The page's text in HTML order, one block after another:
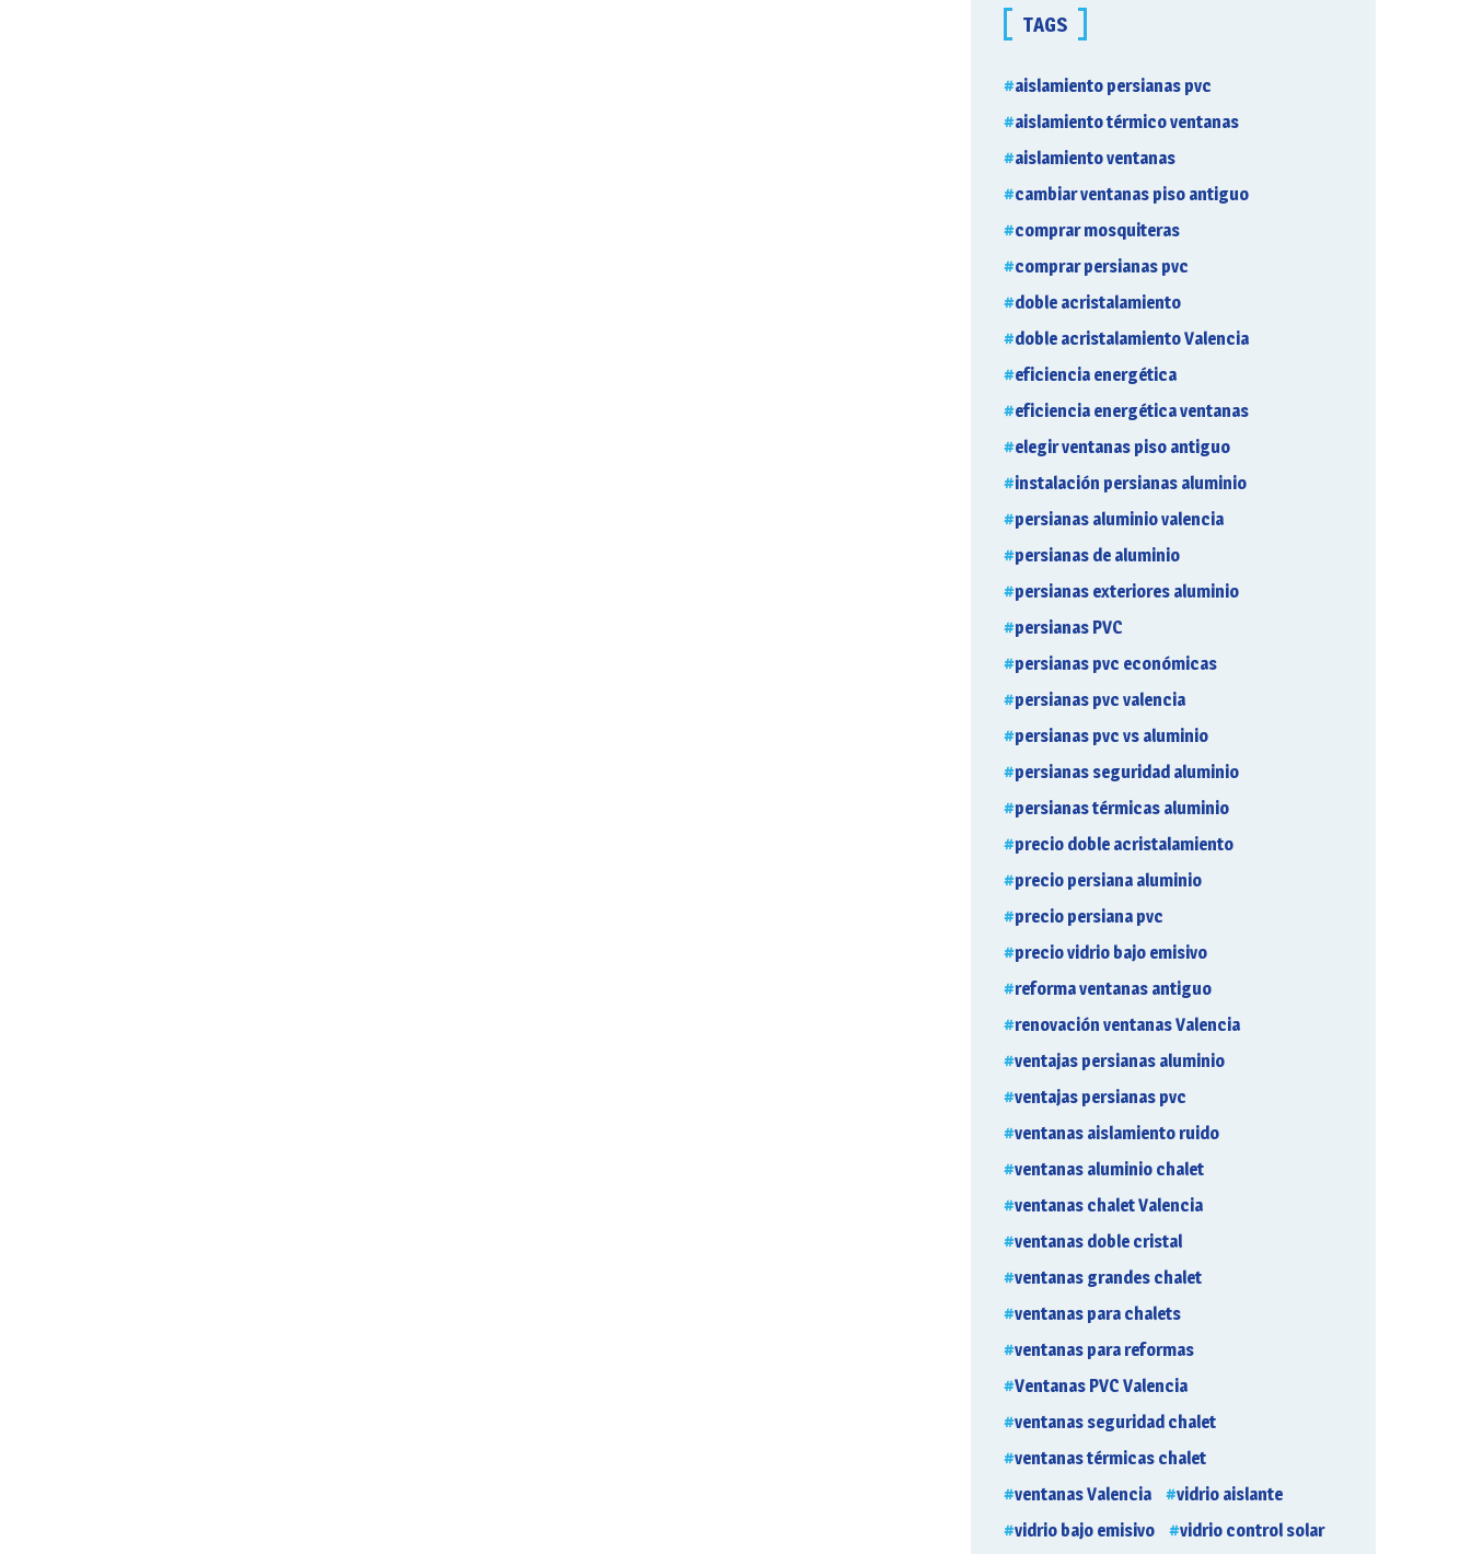
TAGS
aislamiento persianas pvc
aislamiento térmico ventanas
aislamiento ventanas
cambiar ventanas piso antiguo
comprar mosquiteras
comprar persianas pvc
doble acristalamiento
doble acristalamiento Valencia
eficiencia energética
eficiencia energética ventanas
elegir ventanas piso antiguo
instalación persianas aluminio
persianas aluminio valencia
persianas de aluminio
persianas exteriores aluminio
persianas PVC
persianas pvc económicas
persianas pvc valencia
persianas pvc vs aluminio
persianas seguridad aluminio
persianas térmicas aluminio
precio doble acristalamiento
precio persiana aluminio
precio persiana pvc
precio vidrio bajo emisivo
reforma ventanas antiguo
renovación ventanas Valencia
ventajas persianas aluminio
ventajas persianas pvc
ventanas aislamiento ruido
ventanas aluminio chalet
ventanas chalet Valencia
ventanas doble cristal
ventanas grandes chalet
ventanas para chalets
ventanas para reformas
Ventanas PVC Valencia
ventanas seguridad chalet
ventanas térmicas chalet
ventanas Valencia
vidrio aislante
vidrio bajo emisivo
vidrio control solar